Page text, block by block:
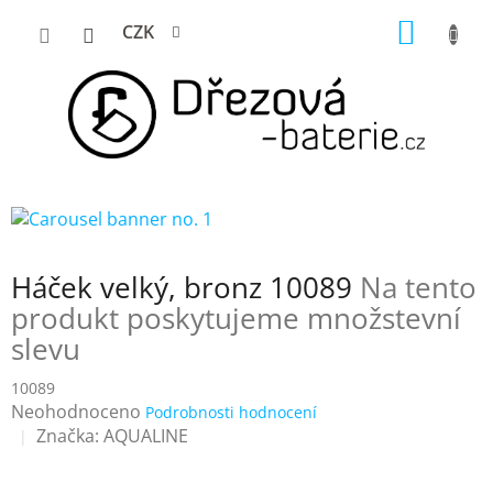
CZK
Háček velký, bronz 10089 Na tento
produkt poskytujeme množstevní
slevu
10089
Průměrné
hodnocení
Neohodnoceno Podrobnosti hodnocení
Značka: AQUALINE